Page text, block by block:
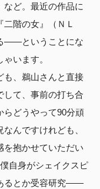
ど。最近の作品に
二階の女』（ＮＬ
――ということにな
います。
も、鵜山さんと直接
して、事前の打ち合
らどうやって90分頑
んですけれども、
を抱かせていただい
自身がシェイクスピ
るとか受容研究――